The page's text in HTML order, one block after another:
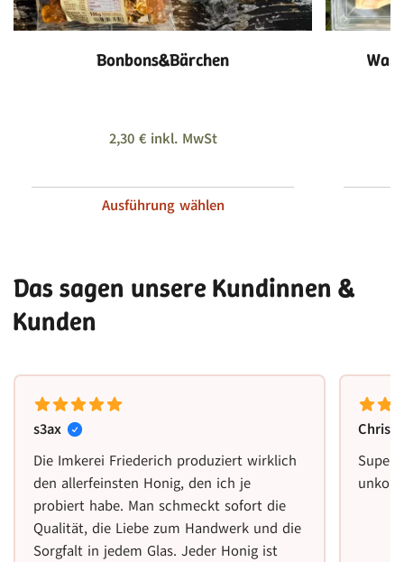
Bonbons&Bärchen
2,30 €inkl. MwSt
Ausführung wählen
Das sagen unsere Kundinnen &
Kunden
s3ax
Die Imkerei Friederich produziert wirklich
den allerfeinsten Honig, den ich je
probiert habe. Man schmeckt sofort die
Qualität, die Liebe zum Handwerk und die
Sorgfalt in jedem Glas. Jeder Honig ist
Super